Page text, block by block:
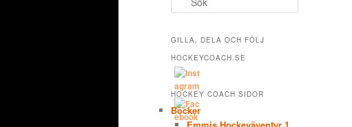
ö
GILLA, DELA OCH FÖLJ
HOCKEYCOACH.SE
HOCKEY COACH SIDOR
Böcker
Emmis Hockeyäventyr 1